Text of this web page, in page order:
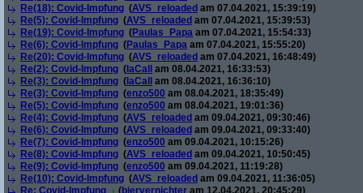
Re(18): Covid-Impfung (AVS_reloaded am 07.04.2021, 15:39:19)
Re(5): Covid-Impfung (AVS_reloaded am 07.04.2021, 15:39:53)
Re(19): Covid-Impfung (Paulas_Papa am 07.04.2021, 15:54:33)
Re(6): Covid-Impfung (Paulas_Papa am 07.04.2021, 15:55:20)
Re(20): Covid-Impfung (AVS_reloaded am 07.04.2021, 16:48:49)
Re(2): Covid-Impfung ( laCall
am 08.04.2021, 16:33:53)
Re(3): Covid-Impfung ( laCall
am 08.04.2021, 16:36:10)
Re(3): Covid-Impfung (enzo500 am 08.04.2021, 18:35:49)
Re(5): Covid-Impfung (enzo500 am 08.04.2021, 19:01:36)
Re(4): Covid-Impfung (AVS_reloaded am 09.04.2021, 09:30:46)
Re(6): Covid-Impfung (AVS_reloaded am 09.04.2021, 09:33:40)
Re(7): Covid-Impfung (enzo500 am 09.04.2021, 10:15:26)
Re(8): Covid-Impfung (AVS_reloaded am 09.04.2021, 10:50:45)
Re(9): Covid-Impfung (enzo500 am 09.04.2021, 11:19:28)
Re(10): Covid-Impfung (AVS_reloaded am 09.04.2021, 11:36:05)
Re: Covid-Impfung
(biervernichter am 12.04.2021, 20:45:29)